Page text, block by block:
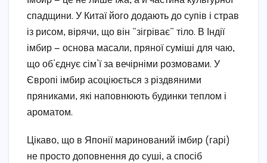
спадщини. У Китаї його додають до супів і страв
із рисом, вірячи, що він “зігріває” тіло. В Індії
імбир — основа масали, пряної суміші для чаю,
що об’єднує сім’ї за вечірніми розмовами. У
Європі імбир асоціюється з різдвяними
пряниками, які наповнюють будинки теплом і
ароматом.
Цікаво, що в Японії маринований імбир (гарі)
не просто доповнення до суші, а спосіб